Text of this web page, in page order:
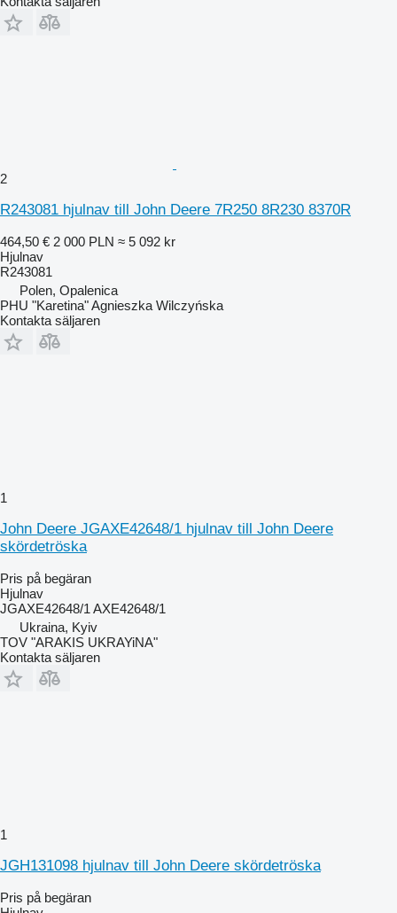
2
R243081 hjulnav till John Deere 7R250 8R230 8370R
464,50 € 2 000 PLN ≈ 5 092 kr
Hjulnav
R243081
Polen, Opalenica
PHU "Karetina" Agnieszka Wilczyńska
Kontakta säljaren
1
John Deere JGAXE42648/1 hjulnav till John Deere
skördetröska
Pris på begäran
Hjulnav
JGAXE42648/1 AXE42648/1
Ukraina, Kyiv
TOV "ARAKIS UKRAYiNA"
Kontakta säljaren
1
JGH131098 hjulnav till John Deere skördetröska
Pris på begäran